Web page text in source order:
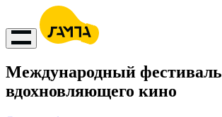
Международный фестиваль
вдохновляющего кино